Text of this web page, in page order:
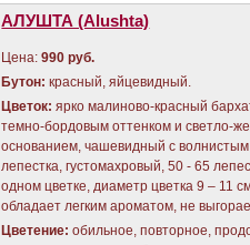
АЛУШТА (Alushta)
Цена:990 руб.
Бутон:красный, яйцевидный.
Цветок: ярко малиново-красный
темно-бордовым оттенком и светло-
основанием, чашевидный с
лепестка, густомахровый, 50 - 65
одном цветке, диаметр цветка 9 – 11
обладает легким ароматом, не
Цветение: обильное, повторное,